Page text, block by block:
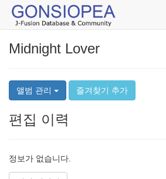
Midnight Lover
앨범 관리 즐겨찾기 추가
편집 이력
정보가 없습니다.